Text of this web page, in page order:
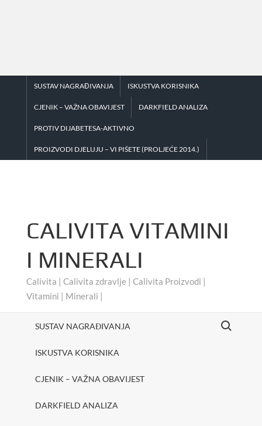
SUSTAV NAGRAĐIVANJA ISKUSTVA KORISNIKA
CJENIK – VAŽNA OBAVIJEST DARKFIELD ANALIZA
PROTIV DIJABETESA-AKTIVNO
PROIZVODI DJELUJU – VI PIŠETE (PROLJEĆE 2014.)
CALIVITA VITAMINI
I MINERALI
Calivita | Calivita zdravlje | Calivita Proizvodi |
Vitamini | Minerali |
SUSTAV NAGRAĐIVANJA
ISKUSTVA KORISNIKA
CJENIK – VAŽNA OBAVIJEST
DARKFIELD ANALIZA
Search for: